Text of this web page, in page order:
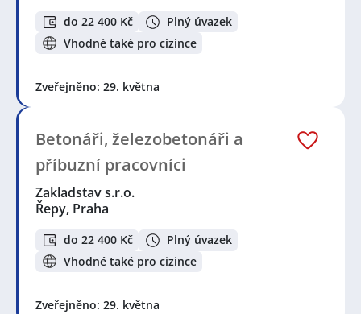
do 22 400 Kč
Plný úvazek
Vhodné také pro cizince
Zveřejněno: 29. května
Betonáři, železobetonáři a
příbuzní pracovníci
Zakladstav s.r.o.
Řepy, Praha
do 22 400 Kč
Plný úvazek
Vhodné také pro cizince
Zveřejněno: 29. května